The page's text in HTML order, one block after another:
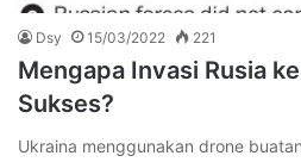
Dsy 15/03/2022 221
Mengapa Invasi Rusia
Sukses?
Ukraina menggunakan drone